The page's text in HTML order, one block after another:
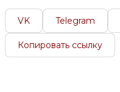
VK Telegram
Копировать ссылку